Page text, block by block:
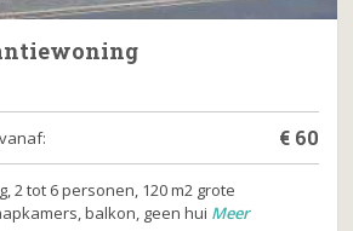
€ 60
2 tot 6 personen, 120 m2 grote
balkon, geen hui Meer